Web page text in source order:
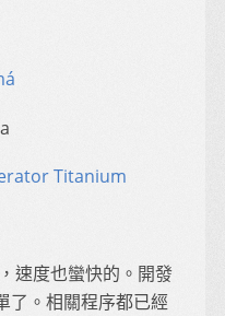
Titanium
速度也蠻快的。開發
了。相關程序都已經